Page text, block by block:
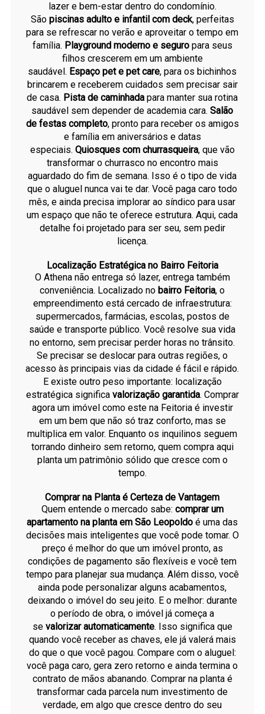
lazer e bem-estar dentro do condomínio.
São piscinas adulto e infantil com deck, perfeitas
para se refrescar no verão e aproveitar o tempo em
família. Playground moderno e seguropara seus
filhos crescerem em um ambiente
saudável. Espaço pet e pet care, para os bichinhos
brincarem e receberem cuidados sem precisar sair
de casa. Pista de caminhada para manter sua rotina
saudável sem depender de academia cara.Salão
de festas completo, pronto para receber os amigos
e família em aniversários e datas
especiais. Quiosques com churrasqueira, que vão
transformar o churrasco no encontro mais
aguardado do fim de semana. Isso é o tipo de vida
que o aluguel nunca vai te dar. Você paga caro todo
mês, e ainda precisa implorar ao síndico para usar
um espaço que não te oferece estrutura. Aqui, cada
detalhe foi projetado para ser seu, sem pedir
licença.
Localização Estratégica no Bairro Feitoria
O Athena não entrega só lazer, entrega também
conveniência. Localizado no bairro Feitoria, o
empreendimento está cercado de infraestrutura:
supermercados, farmácias, escolas, postos de
saúde e transporte público. Você resolve sua vida
no entorno, sem precisar perder horas no trânsito.
Se precisar se deslocar para outras regiões, o
acesso às principais vias da cidade é fácil e rápido.
E existe outro peso importante: localização
estratégica significa valorização garantida. Comprar
agora um imóvel como este na Feitoria é investir
em um bem que não só traz conforto, mas se
multiplica em valor. Enquanto os inquilinos seguem
torrando dinheiro sem retorno, quem compra aqui
planta um patrimônio sólido que cresce com o
tempo.
Comprar na Planta é Certeza de Vantagem
Quem entende o mercado sabe: comprar um
apartamento na planta em São Leopoldo é uma das
decisões mais inteligentes que você pode tomar. O
preço é melhor do que um imóvel pronto, as
condições de pagamento são flexíveis e você tem
tempo para planejar sua mudança. Além disso, você
ainda pode personalizar alguns acabamentos,
deixando o imóvel do seu jeito. E o melhor: durante
o período de obra, o imóvel já começa a
se valorizar automaticamente. Isso significa que
quando você receber as chaves, ele já valerá mais
do que o que você pagou. Compare com o aluguel:
você paga caro, gera zero retorno e ainda termina o
contrato de mãos abanando. Comprar na planta é
transformar cada parcela num investimento de
verdade, em algo que cresce dentro do seu